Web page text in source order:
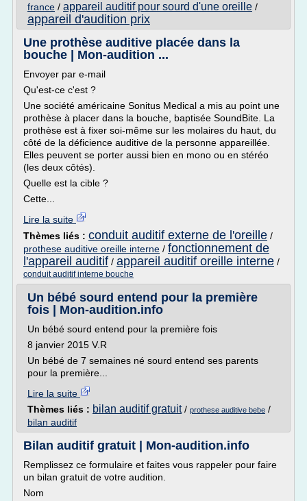
france / appareil auditif pour sourd d'une oreille /
appareil d'audition prix
Une prothèse auditive placée dans la
bouche | Mon-audition ...
Envoyer par e-mail
Qu'est-ce c'est ?
Une société américaine Sonitus Medical a mis au point une
prothèse à placer dans la bouche, baptisée SoundBite. La
prothèse est à fixer soi-même sur les molaires du haut, du
côté de la déficience auditive de la personne appareillée.
Elles peuvent se porter aussi bien en mono ou en stéréo
(les deux côtés).
Quelle est la cible ?
Cette...
Lire la suite
Thèmes liés : conduit auditif externe de l'oreille /
prothese auditive oreille interne / fonctionnement de
l'appareil auditif / appareil auditif oreille interne /
conduit auditif interne bouche
Un bébé sourd entend pour la première
fois | Mon-audition.info
Un bébé sourd entend pour la première fois
8 janvier 2015 V.R
Un bébé de 7 semaines né sourd entend ses parents
pour la première...
Lire la suite
Thèmes liés : bilan auditif gratuit/ prothese auditive bebe /
bilan auditif
Bilan auditif gratuit | Mon-audition.info
Remplissez ce formulaire et faites vous rappeler pour faire
un bilan gratuit de votre audition.
Nom